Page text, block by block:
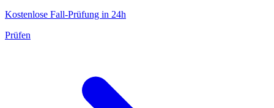
Kostenlose Fall-Prüfung in 24h
Prüfen